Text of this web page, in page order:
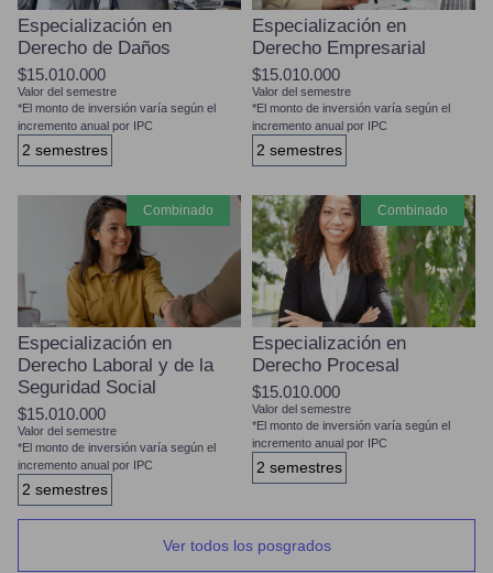
Especialización en
Derecho de Daños
$15.010.000
Valor del semestre
*El monto de inversión varía según el
incremento anual por IPC
2 semestres
Especialización en
Derecho Empresarial
$15.010.000
Valor del semestre
*El monto de inversión varía según el
incremento anual por IPC
2 semestres
combinado
Especialización en
Derecho Laboral y de la
Seguridad Social
$15.010.000
Valor del semestre
*El monto de inversión varía según el
incremento anual por IPC
2 semestres
combinado
Especialización en
Derecho Procesal
$15.010.000
Valor del semestre
*El monto de inversión varía según el
incremento anual por IPC
2 semestres
Ver todos los posgrados